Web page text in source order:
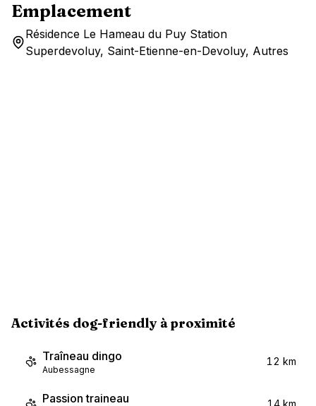
Emplacement
Résidence Le Hameau du Puy Station
Superdevoluy, Saint-Etienne-en-Devoluy, Autres
Activités dog-friendly à proximité
Traîneau dingo
Aubessagne
12 km
Passion traineau 14 km